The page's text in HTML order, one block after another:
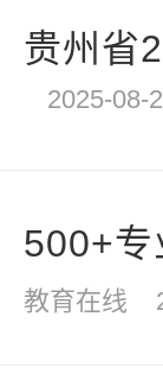
贵州省
2025-08-
500+
教育在线